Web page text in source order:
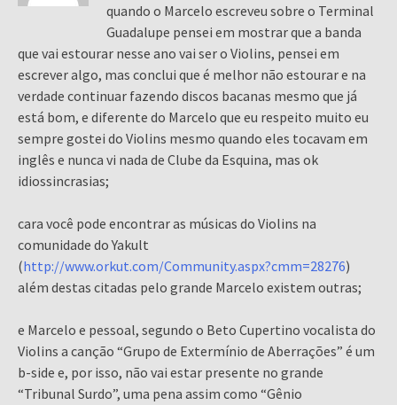
quando o Marcelo escreveu sobre o Terminal
Guadalupe pensei em mostrar que a banda
que vai estourar nesse ano vai ser o Violins, pensei em
escrever algo, mas conclui que é melhor não estourar e na
verdade continuar fazendo discos bacanas mesmo que já
está bom, e diferente do Marcelo que eu respeito muito eu
sempre gostei do Violins mesmo quando eles tocavam em
inglês e nunca vi nada de Clube da Esquina, mas ok
idiossincrasias;
cara você pode encontrar as músicas do Violins na
comunidade do Yakult
(http://www.orkut.com/Community.aspx?cmm=28276)
além destas citadas pelo grande Marcelo existem outras;
e Marcelo e pessoal, segundo o Beto Cupertino vocalista do
Violins a canção “Grupo de Extermínio de Aberrações” é um
b-side e, por isso, não vai estar presente no grande
“Tribunal Surdo”, uma pena assim como “Gênio